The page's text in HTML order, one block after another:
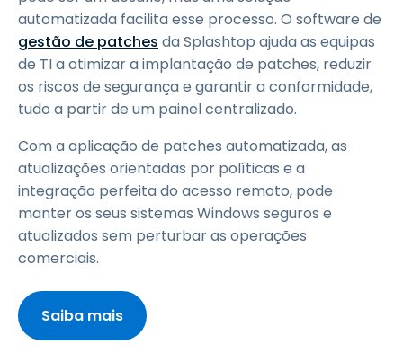
automatizada facilita esse processo. O software de
gestão de patches da Splashtop ajuda as equipas
de TI a otimizar a implantação de patches, reduzir
os riscos de segurança e garantir a conformidade,
tudo a partir de um painel centralizado.
Com a aplicação de patches automatizada, as
atualizações orientadas por políticas e a
integração perfeita do acesso remoto, pode
manter os seus sistemas Windows seguros e
atualizados sem perturbar as operações
comerciais.
Saiba mais